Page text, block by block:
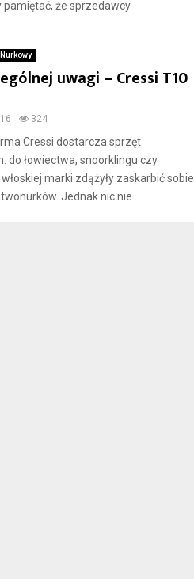
pamiętać, że sprzedawcy
uwagi – Cressi T10
324
Cressi dostarcza sprzęt
do łowiectwa, snoorklingu czy
marki zdążyły zaskarbić sobie
Jednak nic nie...